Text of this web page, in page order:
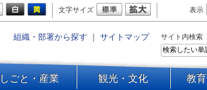
文字サイズ 表示
組織・部署から探す ｜ サイトマップ サイト内検索
しごと・産業 観光・文化 教